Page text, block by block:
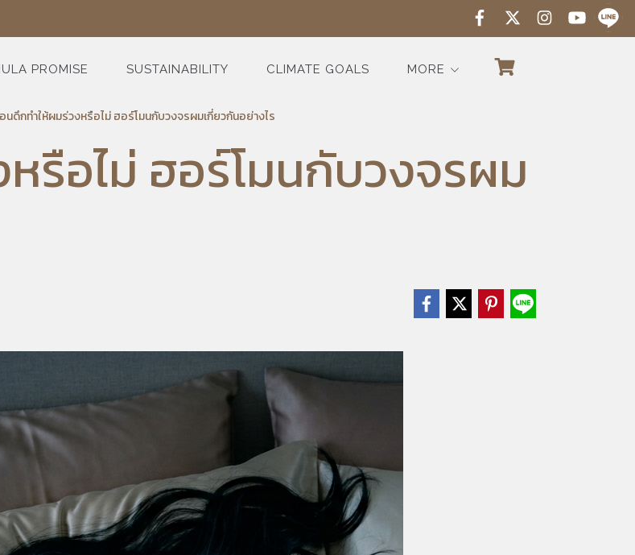
PROMISE SUSTAINABILITY CLIMATE GOALS MORE
นดึกทำให้ผมร่วงหรือไม่ ฮอร์โมนกับวงจรผมเกี่ยวกันอย่างไร
รือไม่ ฮอร์โมนกับวงจรผม